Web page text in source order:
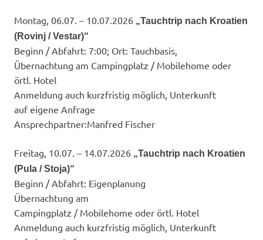
Montag, 06.07. – 10.07.2026 „Tauchtrip nach Kroatien
(Rovinj / Vestar)“
Beginn / Abfahrt: 7:00; Ort: Tauchbasis,
Übernachtung am Campingplatz / Mobilehome oder
örtl. Hotel
Anmeldung auch kurzfristig möglich, Unterkunft
auf eigene Anfrage
Ansprechpartner:​Manfred Fischer
Freitag, 10.07. – 14.07.2026 „Tauchtrip nach Kroatien
(Pula / Stoja)“
Beginn / Abfahrt: Eigenplanung
Übernachtung am
Campingplatz / Mobilehome oder örtl. Hotel
Anmeldung auch kurzfristig möglich, Unterkunft